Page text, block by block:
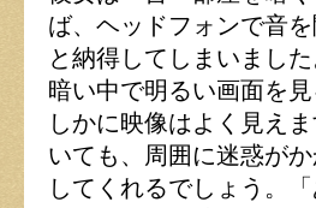
ば、ヘッドフォンで音
と納得してしまいました
暗い中で明るい画面を
しかに映像はよく見え
いても、周囲に迷惑が
してくれるでしょう。